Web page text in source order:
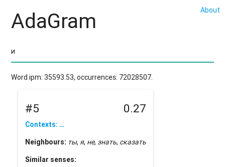
About
AdaGram
Word ipm: 35593.53, occurrences: 72028507.
#5 0.27
Contexts: …
Neighbours: ты,я, не, знать, сказать
Similar senses: